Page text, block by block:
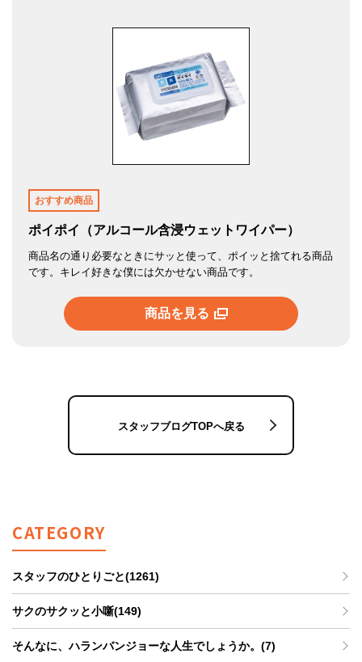
おすすめ商品
ポイポイ（アルコール含浸ウェットワイパー）
商品名の通り必要なときにサッと使って、ポイッと捨てれる商品
です。キレイ好きな僕には欠かせない商品です。
商品を見る
スタッフブログTOPへ戻る
CATEGORY
スタッフのひとりごと(1261)
サクのサクッと小噺(149)
そんなに、ハランバンジョーな人生でしょうか。(7)